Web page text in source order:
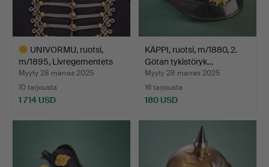
UNIVORMU, ruotsi,
m/1895, Livregementets
h…
Myyty 28 marras 2025
10 tarjousta
1 714 USD
KÄPPI, ruotsi, m/1880, 2.
Götan tykistöryk…
Myyty 28 marras 2025
16 tarjousta
180 USD